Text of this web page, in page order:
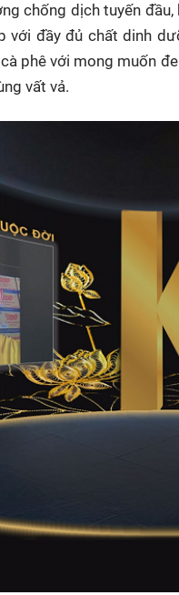
chống dịch tuyến
đầy đủ chất dinh
phê với mong muốn
vất vả.